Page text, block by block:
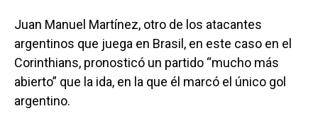
Juan Manuel Martínez, otro de los atacantes
argentinos que juega en Brasil, en este caso en el
Corinthians, pronosticó un partido “mucho más
abierto” que la ida, en la que él marcó el único gol
argentino.